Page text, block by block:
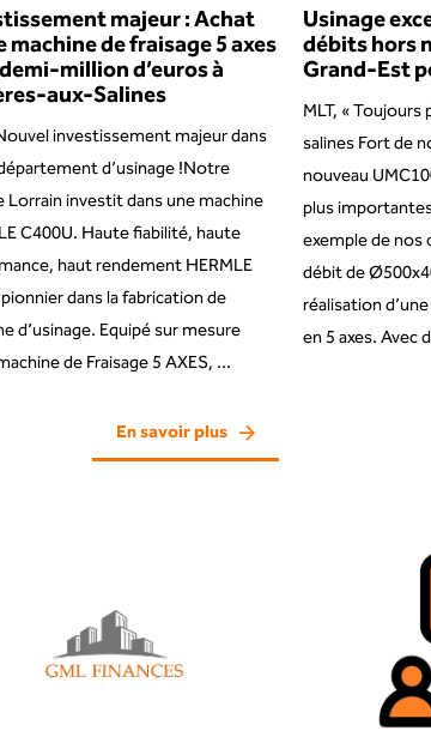
majeur : Achat
machine de fraisage 5 axes
million d’euros à
aux-Salines
investissement majeur dans
d’usinage !Notre
Lorrain investit dans une machine
C400U. Haute fiabilité, haute
haut rendement HERMLE
dans la fabrication de
d’usinage. Equipé sur mesure
de Fraisage 5 AXES, ...
En savoir plus
Usinage
débits hors
Grand-Est
MLT, « Toujours
salines Fort de
nouveau
plus
exemple de nos
débit de
réalisation
en 5 axes. Avec